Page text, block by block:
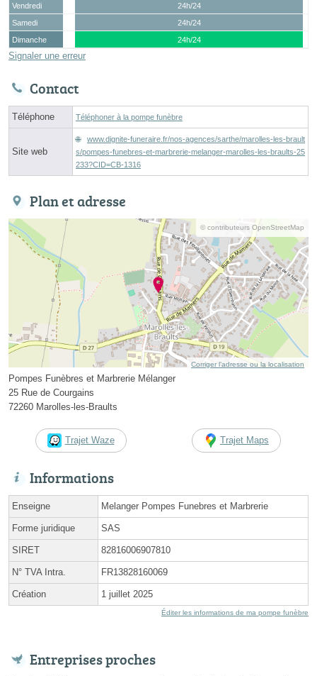
Vendredi
24h/24
Samedi
24h/24
Dimanche
24h/24
Signaler une erreur
Contact
Téléphone Téléphoner à la pompe funèbre
Site web
www.dignite-funeraire.fr/nos-agences/sarthe/marolles-les-brault
s/pompes-funebres-et-marbrerie-melanger-marolles-les-braults-25
233?CID=CB-1316
Plan et adresse
© contributeurs OpenStreetMap
Corriger l’adresse ou la localisation
Pompes Funèbres et Marbrerie Mélanger
25 Rue de Courgains
72260 Marolles-les-Braults
Trajet Waze Trajet Maps
Informations
Enseigne Melanger Pompes Funebres et Marbrerie
Forme juridique SAS
SIRET 82816006907810
N° TVA Intra. FR13828160069
Création 1 juillet 2025
Éditer les informations de ma pompe funèbre
Entreprises proches